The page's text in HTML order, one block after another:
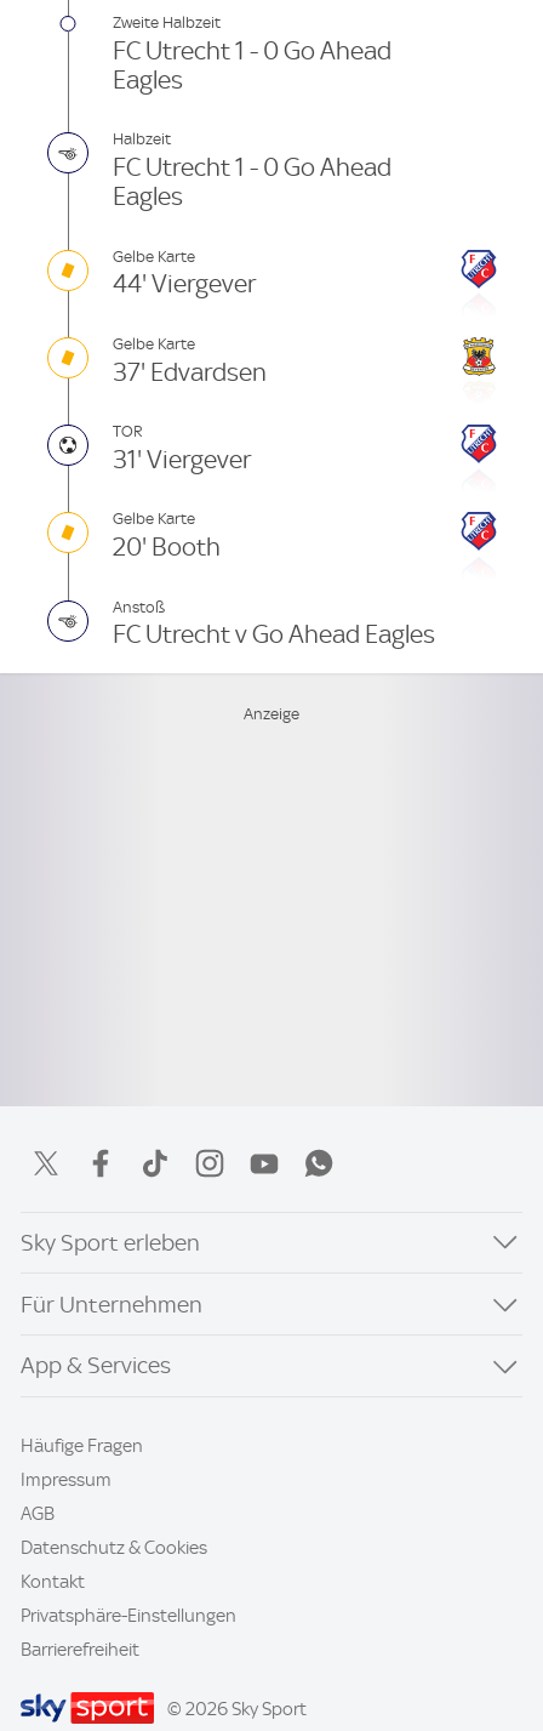
Zweite Halbzeit
FC Utrecht 1 - 0 Go Ahead
Eagles
Halbzeit
FC Utrecht 1 - 0 Go Ahead
Eagles
Gelbe Karte
44' Viergever
Gelbe Karte
37' Edvardsen
TOR
31' Viergever
Gelbe Karte
20' Booth
Anstoß
FC Utrecht v Go Ahead Eagles
Sky Sport erleben
Für Unternehmen
App & Services
Häufige Fragen
Impressum
AGB
Datenschutz & Cookies
Kontakt
Privatsphäre-Einstellungen
Barrierefreiheit
© 2026 Sky Sport